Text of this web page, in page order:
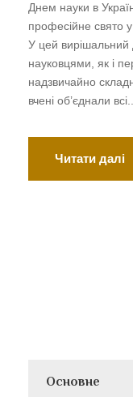
Днем науки в
професійне свято
У цей вирішальний
науковцями, як і
надзвичайно
вчені об’єднали
Читати далі
Основне